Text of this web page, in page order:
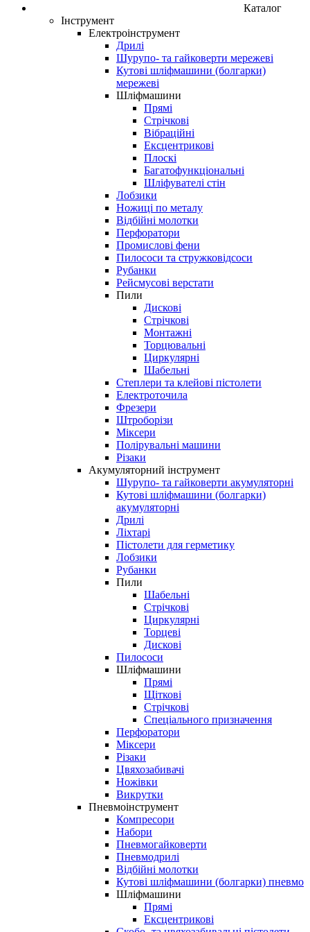
Каталог
Інструмент
Електроінструмент
Дрилі
Шурупо- та гайковерти мережеві
Кутові шліфмашини (болгарки)
мережеві
Шліфмашини
Прямі
Стрічкові
Вібраційні
Ексцентрикові
Плоскі
Багатофункціональні
Шліфувателі стін
Лобзики
Ножиці по металу
Відбійні молотки
Перфоратори
Промислові фени
Пилососи та стружковідсоси
Рубанки
Рейсмусові верстати
Пили
Дискові
Стрічкові
Монтажні
Торцювальні
Циркулярні
Шабельні
Степлери та клейові пістолети
Електроточила
Фрезери
Штроборізи
Міксери
Полірувальні машини
Різаки
Акумуляторний інструмент
Шурупо- та гайковерти акумуляторні
Кутові шліфмашини (болгарки)
акумуляторні
Дрилі
Ліхтарі
Пістолети для герметику
Лобзики
Рубанки
Пили
Шабельні
Стрічкові
Циркулярні
Торцеві
Дискові
Пилососи
Шліфмашини
Прямі
Щіткові
Стрічкові
Спеціального призначення
Перфоратори
Міксери
Різаки
Цвяхозабивачі
Ножівки
Викрутки
Пневмоінструмент
Компресори
Набори
Пневмогайковерти
Пневмодрилі
Відбійні молотки
Кутові шліфмашини (болгарки) пневмо
Шліфмашини
Прямі
Ексцентрикові